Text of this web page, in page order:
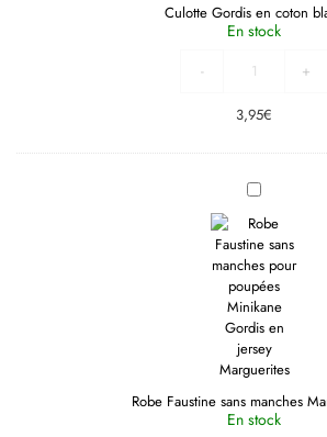
Culotte Gordis en coton
En stock
- +
3,95€
Robe
Faustine
sans
manches
Marguerites
Robe Faustine sans manches
En stock